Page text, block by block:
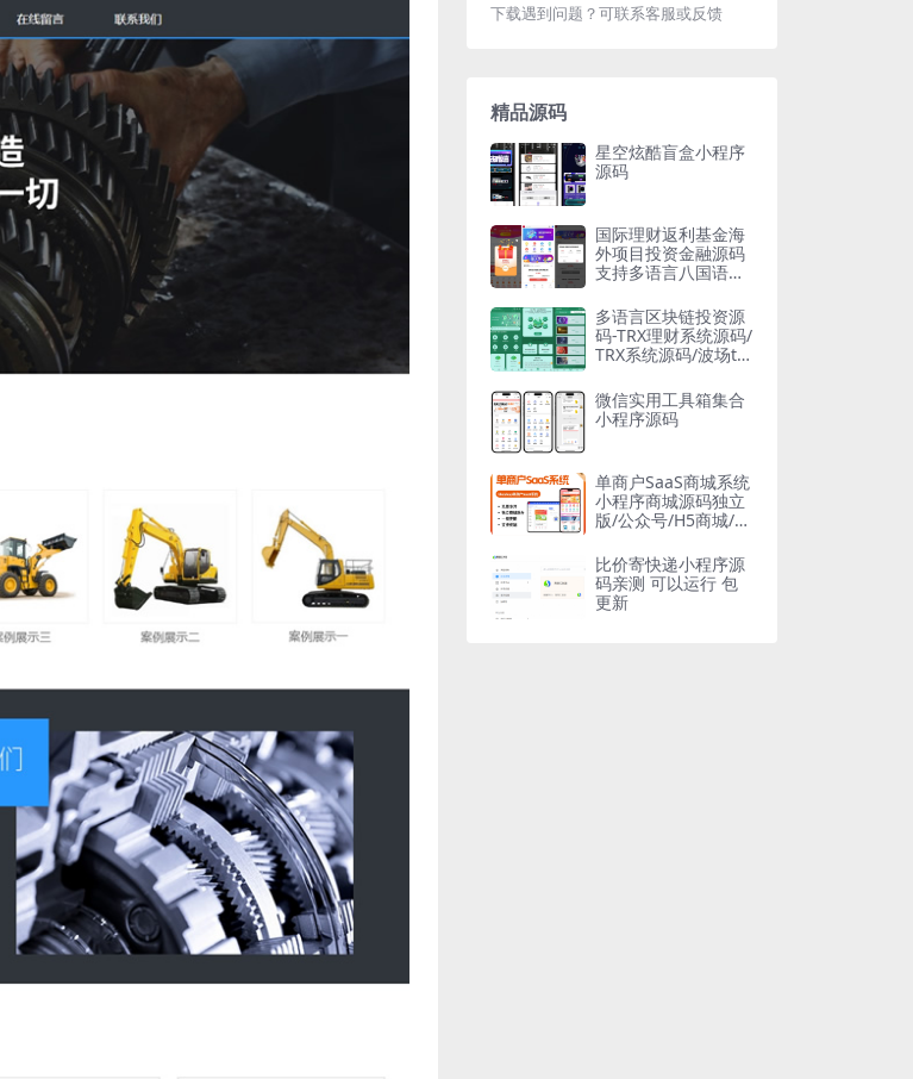
下载遇到问题？可联系客服或反馈
精品源码
星空炫酷盲盒小程序
源码
国际理财返利基金海
外项目投资金融源码
支持多语言八国语言
多语言区块链投资源
码-TRX理财系统源码/
TRX系统源码/波场trx
微信实用工具箱集合
小程序源码
单商户SaaS商城系统
小程序商城源码独立
版/公众号/H5商城/DI
团/秒杀
比价寄快递小程序源
码亲测 可以运行 包
更新